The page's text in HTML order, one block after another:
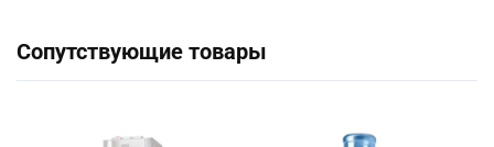
Сопутствующие товары